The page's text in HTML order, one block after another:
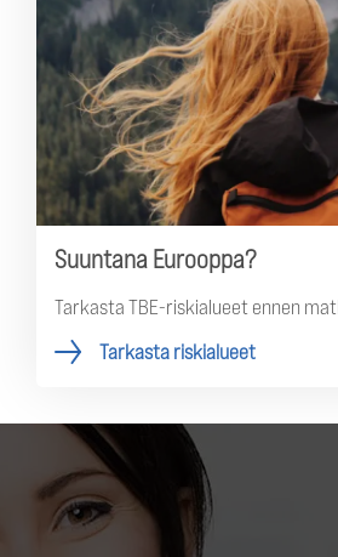
Suuntana Eurooppa?
Tarkasta TBE-riskialueet ennen
Tarkasta riskialueet